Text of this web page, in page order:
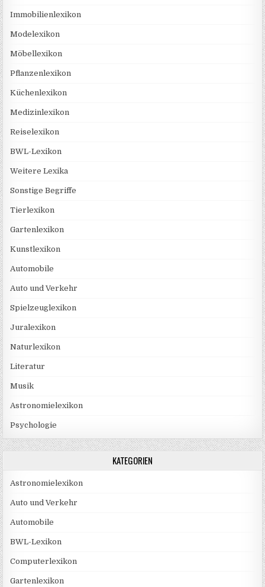
Immobilienlexikon
Modelexikon
Möbellexikon
Pflanzenlexikon
Küchenlexikon
Medizinlexikon
Reiselexikon
BWL-Lexikon
Weitere Lexika
Sonstige Begriffe
Tierlexikon
Gartenlexikon
Kunstlexikon
Automobile
Auto und Verkehr
Spielzeuglexikon
Juralexikon
Naturlexikon
Literatur
Musik
Astronomielexikon
Psychologie
KATEGORIEN
Astronomielexikon
Auto und Verkehr
Automobile
BWL-Lexikon
Computerlexikon
Gartenlexikon